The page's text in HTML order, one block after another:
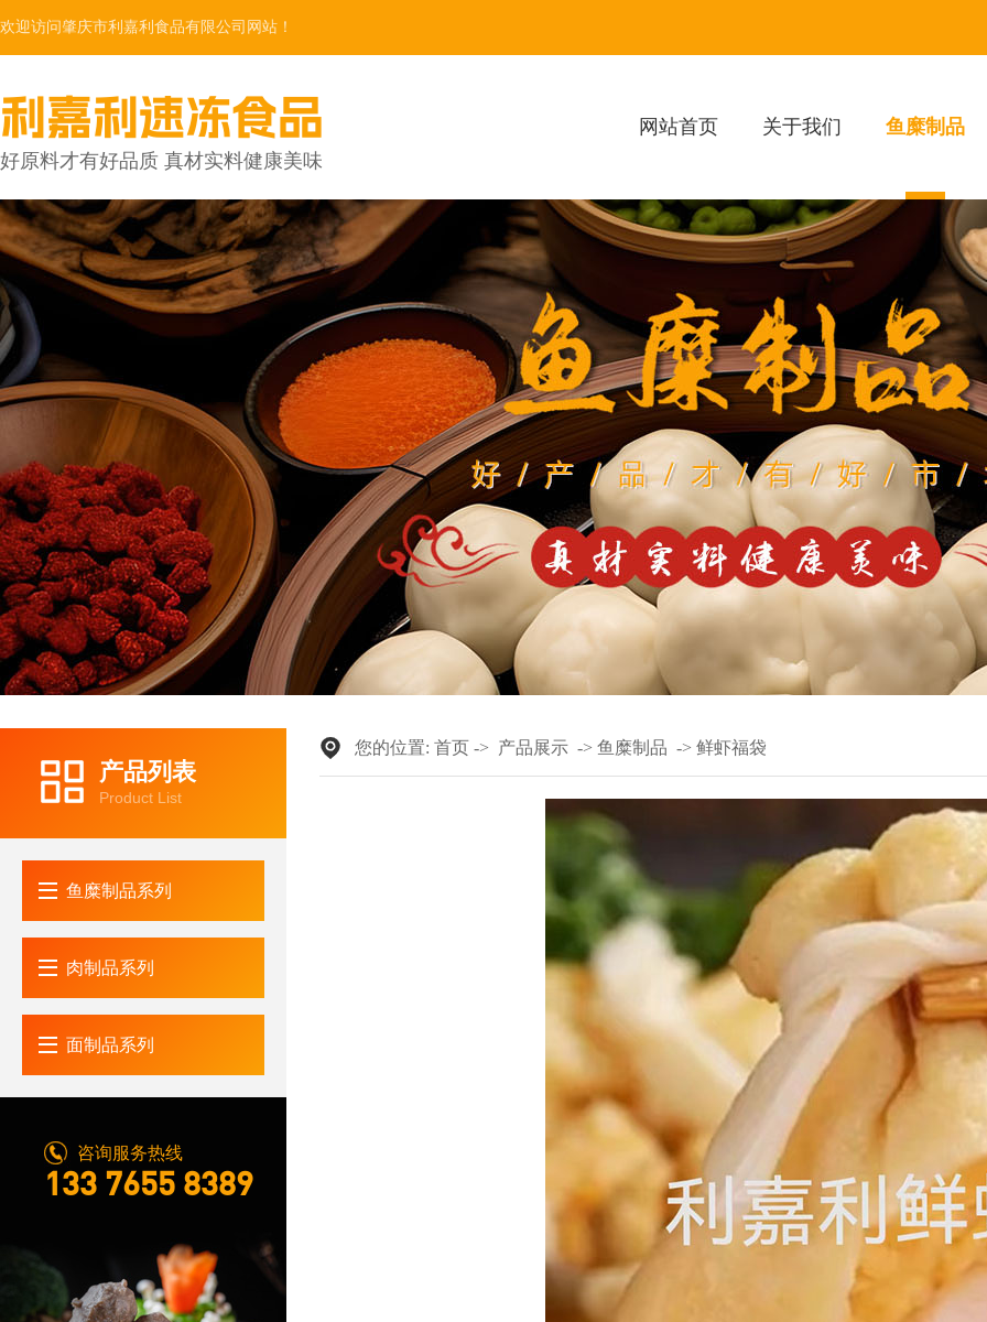
欢迎访问肇庆市利嘉利食品有限公司网站！
利嘉利速冻食品
好原料才有好品质 真材实料健康美味
网站首页 关于我们 鱼糜制品
产品列表
Product List
鱼糜制品
肉制品
面制品
咨询服务热线
133 7655 8389
您的位置: 首页 -> 产品展示 -> 鱼糜制品 -> 鲜虾福袋